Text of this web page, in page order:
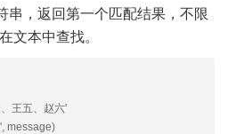
串，返回第一个匹配结果，不限
文本中查找。
王五、赵六'
message)